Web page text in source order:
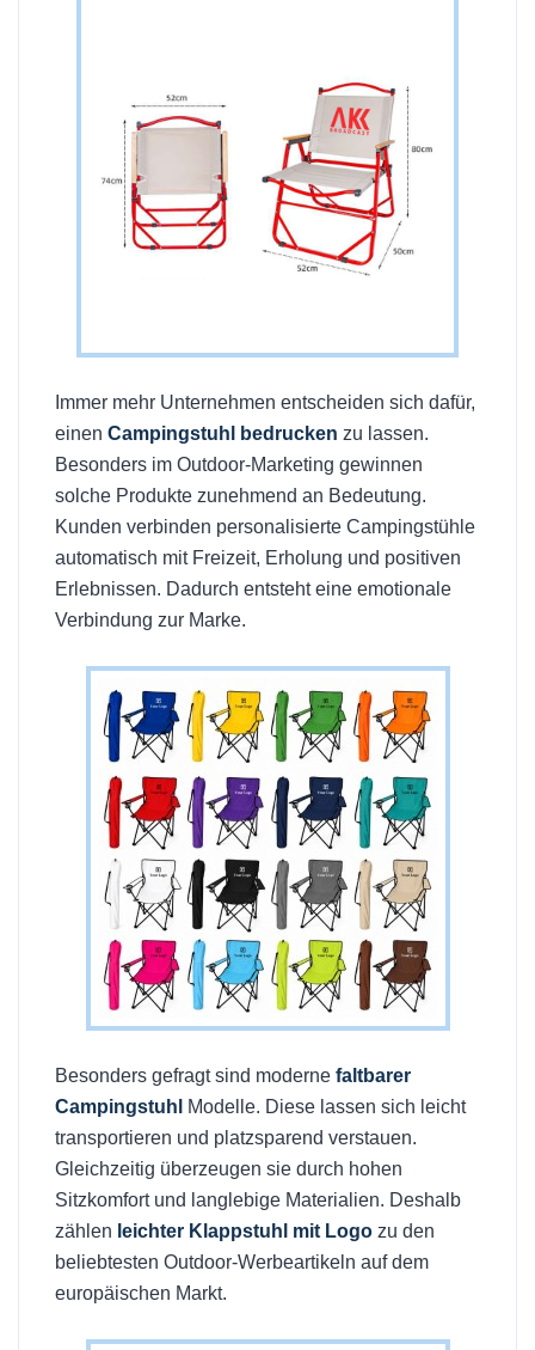
Immer mehr Unternehmen entscheiden sich dafür,
einen Campingstuhl bedrucken zu lassen.
Besonders im Outdoor-Marketing gewinnen
solche Produkte zunehmend an Bedeutung.
Kunden verbinden personalisierte Campingstühle
automatisch mit Freizeit, Erholung und positiven
Erlebnissen. Dadurch entsteht eine emotionale
Verbindung zur Marke.
Besonders gefragt sind moderne faltbarer
Campingstuhl
Modelle. Diese lassen sich leicht
transportieren und platzsparend verstauen.
Gleichzeitig überzeugen sie durch hohen
Sitzkomfort und langlebige Materialien. Deshalb
zählen leichter Klappstuhl mit Logo zu den
beliebtesten Outdoor-Werbeartikeln auf dem
europäischen Markt.